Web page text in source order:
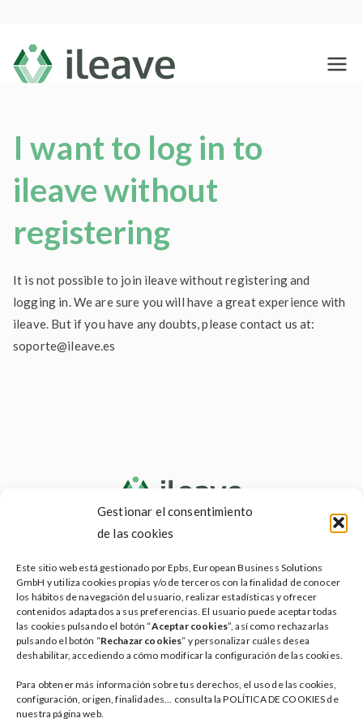
Gestionar el consentimiento
de las cookies
Este sitio web está gestionado por Epbs, European Business Solutions
GmbH y utiliza cookies propias y/o de terceros con la finalidad de conocer
los hábitos de navegación del usuario, realizar estadísticas y ofrecer
contenidos adaptados a sus preferencias. El usuario puede aceptar todas
las cookies pulsando el botón “Aceptar cookies”, así como rechazarlas
pulsando el botón “Rechazar cookies” y personalizar cuáles desea
deshabilitar, accediendo a cómo modificar la configuración de las cookies.
Para obtener más información sobre tus derechos, el uso de las cookies,
configuración, origen, finalidades... consulta la POLÍTICA DE COOKIES de
nuestra página web.
contenido
I want to log in to
ileave without
registering
It is not possible to join ileave without registering and
logging in. We are sure you will have a great experience with
ileave. But if you have any doubts, please contact us at:
soporte@ileave.es
Testamento vital
Servicios ileave
Planes
Blog